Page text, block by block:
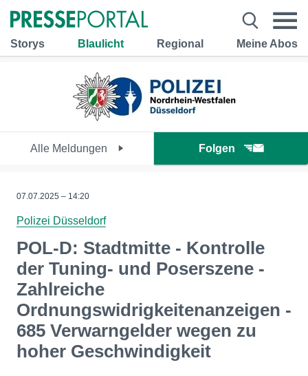
Storys Blaulicht Regional Meine Abos
Alle Meldungen Folgen
07.07.2025 – 14:20
Polizei Düsseldorf
POL-D: Stadtmitte - Kontrolle
der Tuning- und Poserszene -
Zahlreiche
Ordnungswidrigkeitenanzeigen -
685 Verwarngelder wegen zu
hoher Geschwindigkeit